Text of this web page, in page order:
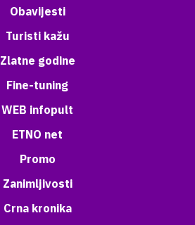
Obavijesti
Turisti kažu
Zlatne godine
Fine-tuning
WEB infopult
ETNO net
Promo
Zanimljivosti
Crna kronika